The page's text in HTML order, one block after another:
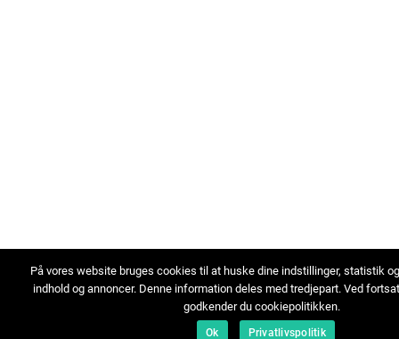
På vores website bruges cookies til at huske dine indstillinger, statistik
indhold og annoncer. Denne information deles med tredjepart. Ved
godkender du cookiepolitikken.
Ok Privatlivspolitik